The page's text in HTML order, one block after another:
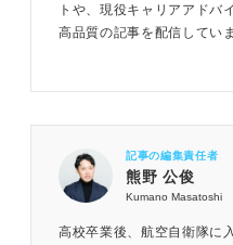
トや、現役キャリアアドバ
高品質の記事を配信していま
記事の編集責任者
熊野 公俊
Kumano Masatoshi
高校卒業後、航空自衛隊に